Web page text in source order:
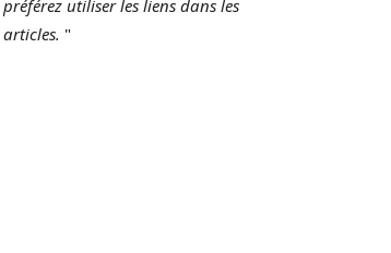
préférez utiliser les liens dans les
articles. "